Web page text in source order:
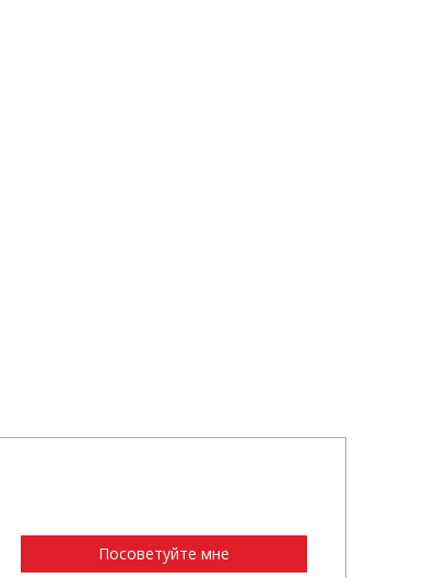
Посоветуйте мне